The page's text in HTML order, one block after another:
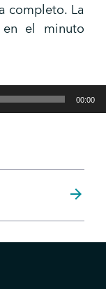
completo. La
en el minuto
00:00
arrow_forward